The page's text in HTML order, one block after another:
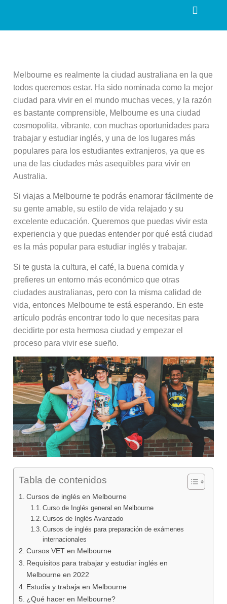
Melbourne es realmente la ciudad australiana en la que
todos queremos estar. Ha sido nominada como la mejor
ciudad para vivir en el mundo muchas veces, y la razón
es bastante comprensible, Melbourne es una ciudad
cosmopolita, vibrante, con muchas oportunidades para
trabajar y estudiar inglés, y una de los lugares más
populares para los estudiantes extranjeros, ya que es
una de las ciudades más asequibles para vivir en
Australia.
Si viajas a Melbourne te podrás enamorar fácilmente de
su gente amable, su estilo de vida relajado y su
excelente educación. Queremos que puedas vivir esta
experiencia y que puedas entender por qué está ciudad
es la más popular para estudiar inglés y trabajar.
Si te gusta la cultura, el café, la buena comida y
prefieres un entorno más económico que otras
ciudades australianas, pero con la misma calidad de
vida, entonces Melbourne te está esperando. En este
artículo podrás encontrar todo lo que necesitas para
decidirte por esta hermosa ciudad y empezar el
proceso para vivir ese sueño.
Tabla de contenidos
Cursos de inglés en Melbourne
Curso de Inglés general en Melbourne
Cursos de Inglés Avanzado
Cursos de inglés para preparación de exámenes
internacionales
Cursos VET en Melbourne
Requisitos para trabajar y estudiar inglés en
Melbourne en 2022
Estudia y trabaja en Melbourne
¿Qué hacer en Melbourne?